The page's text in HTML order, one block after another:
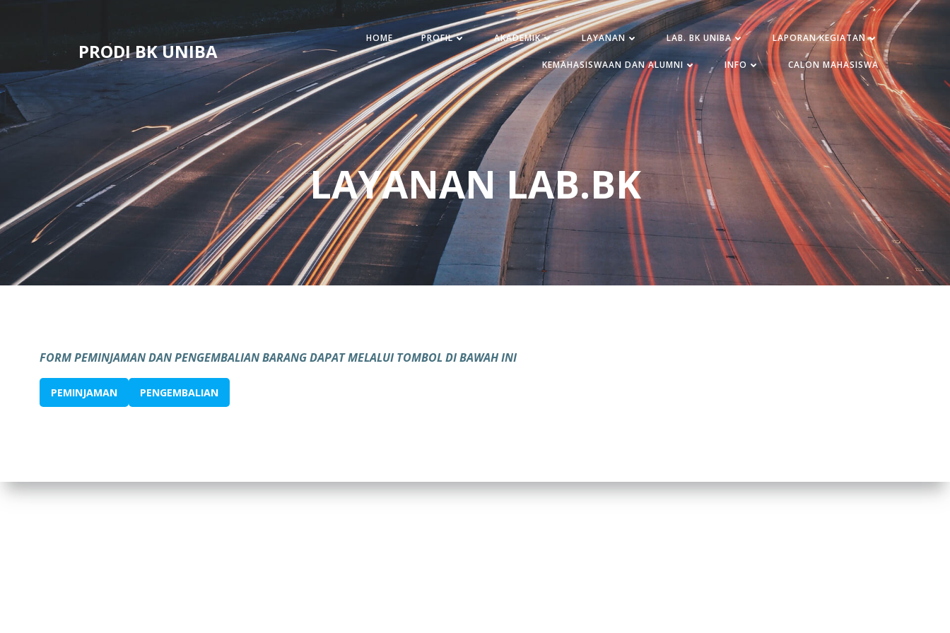
PRODI BK UNIBA
HOME PROFIL AKADEMIK LAYANAN LAB. BK UNIBA LAPORAN KEGIATAN
KEMAHASISWAAN DAN ALUMNI INFO CALON MAHASISWA
LAYANAN LAB.BK
FORM PEMINJAMAN DAN PENGEMBALIAN BARANG DAPAT MELALUI TOMBOL DI BAWAH INI
PEMINJAMAN PENGEMBALIAN